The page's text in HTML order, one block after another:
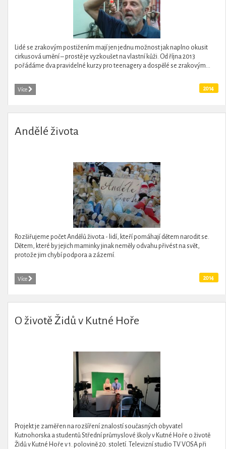
Lidé se zrakovým postižením mají jen jednu možnost jak naplno okusit
cirkusová umění – prostě je vyzkoušet na vlastní kůži. Od října 2013
pořádáme dva pravidelné kurzy pro teenagery a dospělé se zrakovým...
Více 2014
Andělé života
Rozšiřujeme počet Andělů života - lidí, kteří pomáhají dětem narodit se.
Dětem, které by jejich maminky jinak neměly odvahu přivést na svět,
protože jim chybí podpora a zázemí.
Více 2014
O životě Židů v Kutné Hoře
Projekt je zaměřen na rozšíření znalostí současných obyvatel
Kutnohorska a studentů Střední průmyslové školy v Kutné Hoře o životě
Židů v Kutné Hoře v 1. polovině 20. století. Televizní studio TV VOSA při